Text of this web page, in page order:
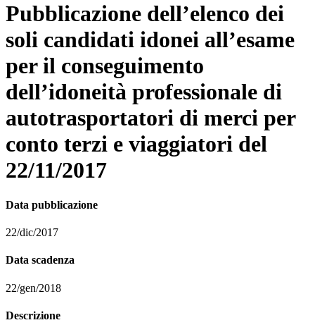
Pubblicazione dell’elenco dei
soli candidati idonei all’esame
per il conseguimento
dell’idoneità professionale di
autotrasportatori di merci per
conto terzi e viaggiatori del
22/11/2017
Data pubblicazione
22/dic/2017
Data scadenza
22/gen/2018
Descrizione